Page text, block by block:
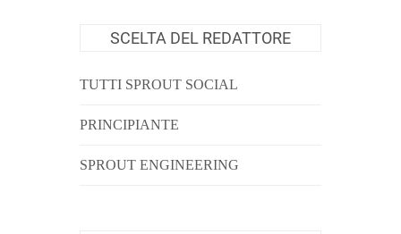
SCELTA DEL REDATTORE
TUTTI SPROUT SOCIAL
PRINCIPIANTE
SPROUT ENGINEERING